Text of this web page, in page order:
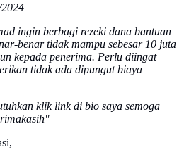
ingin berbagi rezeki dana bantuan
benar tidak mampu sebesar 10 juta
kepada penerima. Perlu diingat
tidak ada dipungut biaya
klik link di bio saya semoga